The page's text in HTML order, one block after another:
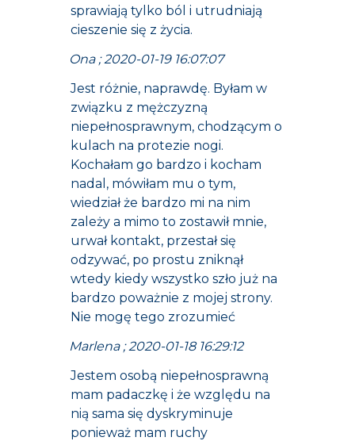
sprawiają tylko ból i utrudniają
cieszenie się z życia.
Ona ; 2020-01-19 16:07:07
Jest różnie, naprawdę. Byłam w
związku z mężczyzną
niepełnosprawnym, chodzącym o
kulach na protezie nogi.
Kochałam go bardzo i kocham
nadal, mówiłam mu o tym,
wiedział że bardzo mi na nim
zależy a mimo to zostawił mnie,
urwał kontakt, przestał się
odzywać, po prostu zniknął
wtedy kiedy wszystko szło już na
bardzo poważnie z mojej strony.
Nie mogę tego zrozumieć
Marlena ; 2020-01-18 16:29:12
Jestem osobą niepełnosprawną
mam padaczkę i że względu na
nią sama się dyskryminuje
ponieważ mam ruchy